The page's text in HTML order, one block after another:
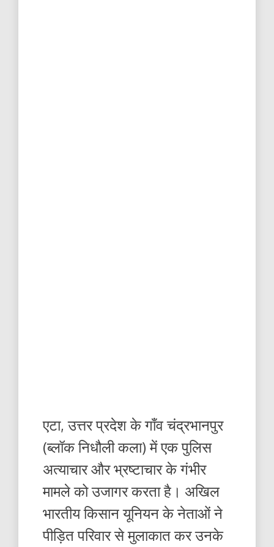
एटा, उत्तर प्रदेश के गाँव चंद्रभानपुर
(ब्लॉक निधौली कला) में एक पुलिस
अत्याचार और भ्रष्टाचार के गंभीर
मामले को उजागर करता है। अखिल
भारतीय किसान यूनियन के नेताओं ने
पीड़ित परिवार से मुलाकात कर उनके